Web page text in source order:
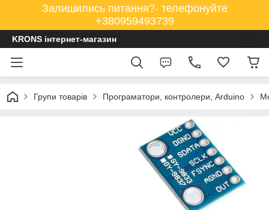
Залишились питання?- телефонуйте
+380959493739
KRONS інтернет-магазин
Групи товарів Програматори, контролери, Arduino